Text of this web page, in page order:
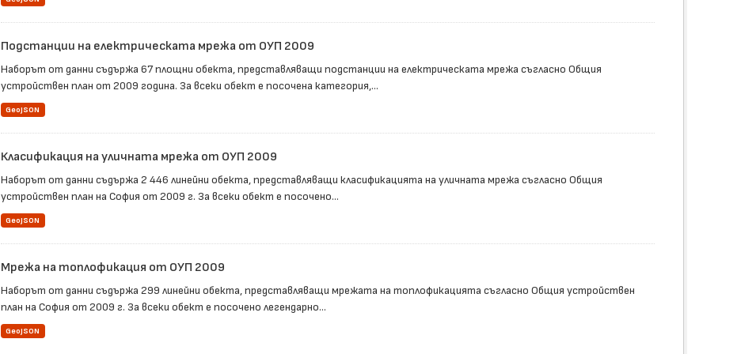
Подстанции на електрическата мрежа от ОУП 2009
Наборът от данни съдържа 67 площни обекта, представляващи подстанции на електрическата мрежа съгласно Общия
устройствен план от 2009 година. За всеки обект е посочена категория,...
GeoJSON
Класификация на уличната мрежа от ОУП 2009
Наборът от данни съдържа 2 446 линейни обекта, представляващи класификацията на уличната мрежа съгласно Общия
устройствен план на София от 2009 г. За всеки обект е посочено...
GeoJSON
Мрежа на топлофикация от ОУП 2009
Наборът от данни съдържа 299 линейни обекта, представляващи мрежата на топлофикацията съгласно Общия устройствен
план на София от 2009 г. За всеки обект е посочено легендарно...
GeoJSON